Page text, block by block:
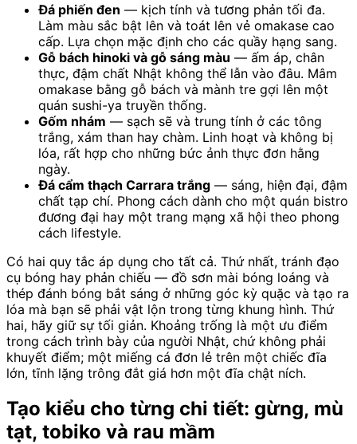
Đá phiến đen — kịch tính và tương phản tối đa.
Làm màu sắc bật lên và toát lên vẻ omakase cao
cấp. Lựa chọn mặc định cho các quầy hạng sang.
Gỗ bách hinoki và gỗ sáng màu — ấm áp, chân
thực, đậm chất Nhật không thể lẫn vào đâu. Mâm
omakase bằng gỗ bách và mành tre gợi lên một
quán sushi-ya truyền thống.
Gốm nhám — sạch sẽ và trung tính ở các tông
trắng, xám than hay chàm. Linh hoạt và không bị
lóa, rất hợp cho những bức ảnh thực đơn hằng
ngày.
Đá cẩm thạch Carrara trắng — sáng, hiện đại, đậm
chất tạp chí. Phong cách dành cho một quán bistro
đương đại hay một trang mạng xã hội theo phong
cách lifestyle.
Có hai quy tắc áp dụng cho tất cả. Thứ nhất, tránh đạo
cụ bóng hay phản chiếu — đồ sơn mài bóng loáng và
thép đánh bóng bắt sáng ở những góc kỳ quặc và tạo ra
lóa mà bạn sẽ phải vật lộn trong từng khung hình. Thứ
hai, hãy giữ sự tối giản. Khoảng trống là một ưu điểm
trong cách trình bày của người Nhật, chứ không phải
khuyết điểm; một miếng cá đơn lẻ trên một chiếc đĩa
lớn, tĩnh lặng trông đắt giá hơn một đĩa chật ních.
Tạo kiểu cho từng chi tiết: gừng, mù
tạt, tobiko và rau mầm